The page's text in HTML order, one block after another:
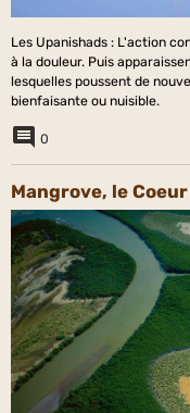
Les Upanishads : L'action
à la douleur. Puis
lesquelles poussent de
bienfaisante ou nuisible.
0
Mangrove, le